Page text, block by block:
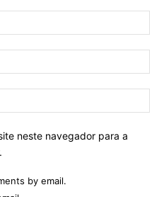
neste navegador para a
by email.